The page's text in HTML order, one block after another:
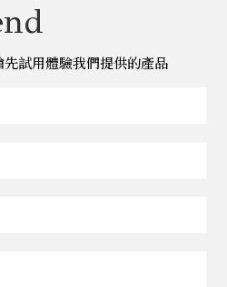
試用體驗我們提供的產品